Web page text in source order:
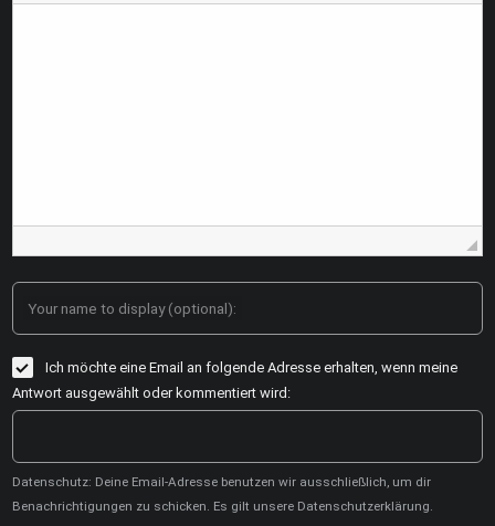
Your name to display (optional):
Ich möchte eine Email an folgende Adresse erhalten, wenn meine
Antwort ausgewählt oder kommentiert wird:
Datenschutz: Deine Email-Adresse benutzen wir ausschließlich, um dir
Benachrichtigungen zu schicken. Es gilt unsere Datenschutzerklärung.